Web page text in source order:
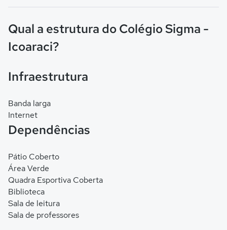
Qual a estrutura do Colégio Sigma -
Icoaraci?
Infraestrutura
Banda larga
Internet
Dependências
Pátio Coberto
Área Verde
Quadra Esportiva Coberta
Biblioteca
Sala de leitura
Sala de professores